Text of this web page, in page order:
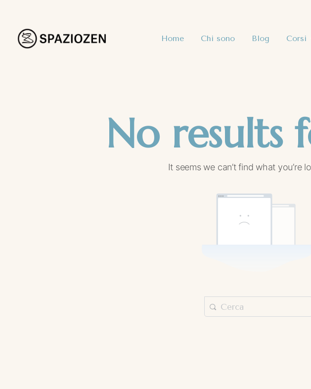
Home Chi sono Blog Corsi
No results
It seems we can’t find what you’re